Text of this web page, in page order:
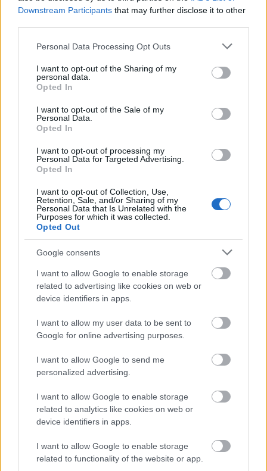
Downstream Participants that may further disclose it to other
Please note that this website/app uses one or more Google
not limited to your visit or usage behaviour. You may click to
grant or deny consent to Google and its third-party tags to
use your data for below specified purposes in below Google
consent section.
Personal Data Processing Opt Outs
I want to opt-out of the Sharing of my
personal data.
Opted In
I want to opt-out of the Sale of my
Personal Data.
Opted In
I want to opt-out of processing my
Personal Data for Targeted Advertising.
Opted In
I want to opt-out of Collection, Use,
Retention, Sale, and/or Sharing of my
Personal Data that Is Unrelated with the
Purposes for which it was collected.
Opted Out
Google consents
I want to allow Google to enable storage
related to advertising like cookies on web or
device identifiers in apps.
I want to allow my user data to be sent to
Google for online advertising purposes.
I want to allow Google to send me
personalized advertising.
I want to allow Google to enable storage
related to analytics like cookies on web or
device identifiers in apps.
I want to allow Google to enable storage
related to functionality of the website or app.
SMARTFONY
TABLETY
WEARABLE
Recenzje
Porównania
Co kupić
Porady
Promocje
FinTech
Hardware PC
Moto
Gaming
AI
Redakcja
Reklama
Kontakt
Obserwuj nas
Zacznij pisać, żeby zobaczyć wyniki lub przyciśnij ESC,
by zamknąć